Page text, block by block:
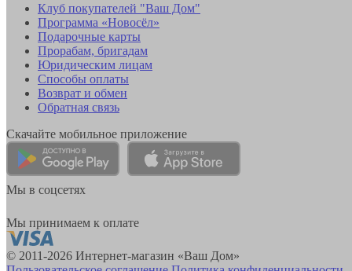
Клуб покупателей "Ваш Дом"
Программа «Новосёл»
Подарочные карты
Прорабам, бригадам
Юридическим лицам
Способы оплаты
Возврат и обмен
Обратная связь
Скачайте мобильное приложение
Мы в соцсетях
Мы принимаем к оплате
© 2011-2026 Интернет-магазин «Ваш Дом»